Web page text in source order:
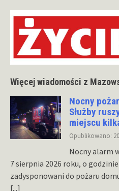
Więcej wiadomości z
Nocny
Służby
miejscu
Opublikowano:
Nocny alarm
7 sierpnia 2026 roku, o
zadysponowani do pożaru
[...]